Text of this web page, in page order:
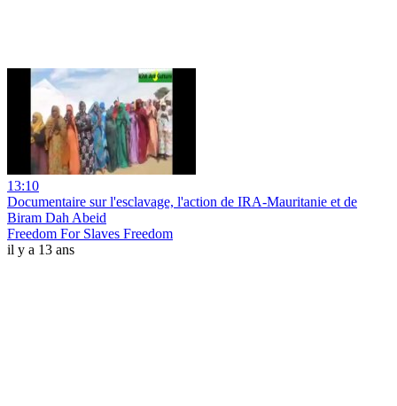
13:10
Documentaire sur l'esclavage, l'action de IRA-Mauritanie et de
Biram Dah Abeid
Freedom For Slaves Freedom
il y a 13 ans